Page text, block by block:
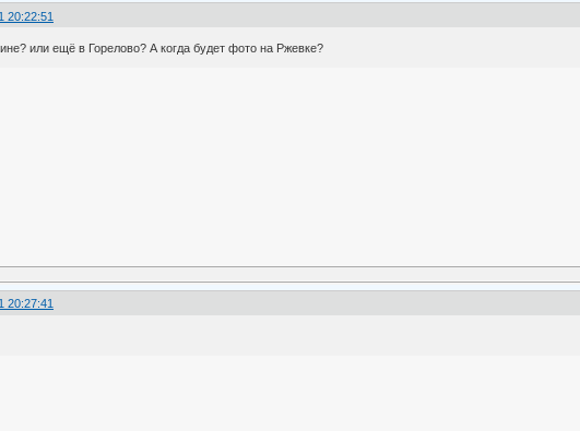
20:22:51
или ещё в Горелово? А когда будет фото на Ржевке?
20:27:41